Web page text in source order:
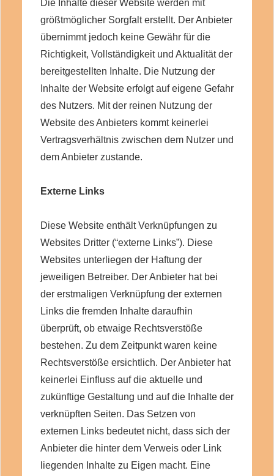
Die Inhalte dieser Website werden mit
größtmöglicher Sorgfalt erstellt. Der Anbieter
übernimmt jedoch keine Gewähr für die
Richtigkeit, Vollständigkeit und Aktualität der
bereitgestellten Inhalte. Die Nutzung der
Inhalte der Website erfolgt auf eigene Gefahr
des Nutzers. Mit der reinen Nutzung der
Website des Anbieters kommt keinerlei
Vertragsverhältnis zwischen dem Nutzer und
dem Anbieter zustande.
Externe Links
Diese Website enthält Verknüpfungen zu
Websites Dritter (“externe Links”). Diese
Websites unterliegen der Haftung der
jeweiligen Betreiber. Der Anbieter hat bei
der erstmaligen Verknüpfung der externen
Links die fremden Inhalte daraufhin
überprüft, ob etwaige Rechtsverstöße
bestehen. Zu dem Zeitpunkt waren keine
Rechtsverstöße ersichtlich. Der Anbieter hat
keinerlei Einfluss auf die aktuelle und
zukünftige Gestaltung und auf die Inhalte der
verknüpften Seiten. Das Setzen von
externen Links bedeutet nicht, dass sich der
Anbieter die hinter dem Verweis oder Link
liegenden Inhalte zu Eigen macht. Eine